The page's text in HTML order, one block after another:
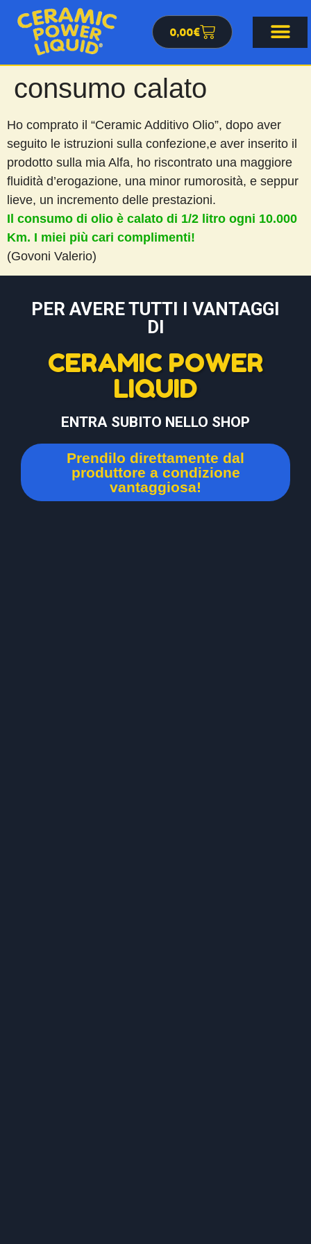
0,00€
consumo calato
Ho comprato il “Ceramic Additivo Olio”, dopo aver
seguito le istruzioni sulla confezione,e aver inserito il
prodotto sulla mia Alfa, ho riscontrato una maggiore
fluidità d’erogazione, una minor rumorosità, e seppur
lieve, un incremento delle prestazioni.
Il consumo di olio è calato di 1/2 litro ogni 10.000
Km. I miei più cari complimenti!
(Govoni Valerio)
PER AVERE TUTTI I VANTAGGI
DI
CERAMIC POWER
LIQUID
ENTRA SUBITO NELLO SHOP
Prendilo direttamente dal
produttore a condizione
vantaggiosa!